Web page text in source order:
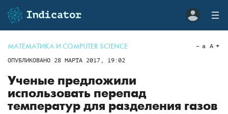
МАТЕМАТИКА И COMPUTER SCIENCE
ОПУБЛИКОВАНО 28 МАРТА 2017, 19:02
a A
Ученые предложили
использовать перепад
температур для разделения газов